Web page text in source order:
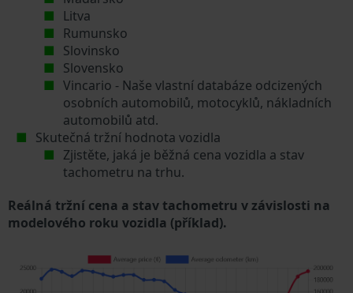
Litva
Rumunsko
Slovinsko
Slovensko
Vincario - Naše vlastní databáze odcizených
osobních automobilů, motocyklů, nákladních
automobilů atd.
Skutečná tržní hodnota vozidla
Zjistěte, jaká je běžná cena vozidla a stav
tachometru na trhu.
Reálná tržní cena a stav tachometru v závislosti na
modelového roku vozidla (příklad).